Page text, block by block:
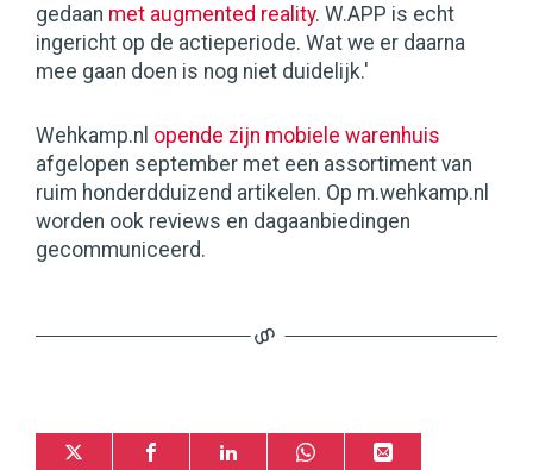
gedaan met augmented reality. W.APP is echt
ingericht op de actieperiode. Wat we er daarna
mee gaan doen is nog niet duidelijk.'
Wehkamp.nl opende zijn mobiele warenhuis
afgelopen september met een assortiment van
ruim honderdduizend artikelen. Op m.wehkamp.nl
worden ook reviews en dagaanbiedingen
gecommuniceerd.